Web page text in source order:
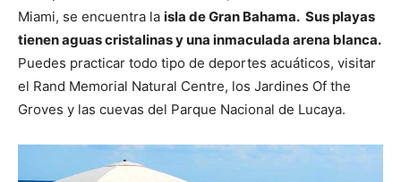
Miami, se encuentra la isla de Gran Bahama. Sus playas
tienen aguas cristalinas y una inmaculada arena blanca.
Puedes practicar todo tipo de deportes acuáticos, visitar
el Rand Memorial Natural Centre, los Jardines Of the
Groves y las cuevas del Parque Nacional de Lucaya.